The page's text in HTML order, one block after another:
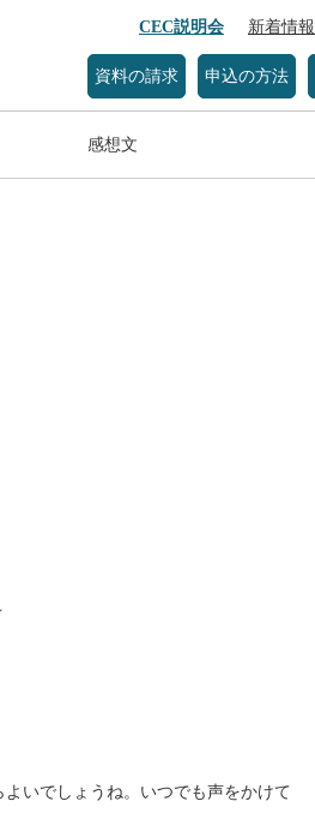
CEC説明会 新着情報
資料の請求 申込の方法
感想文
いでしょうね。いつでも声をかけて